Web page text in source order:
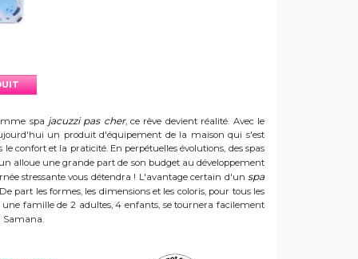
spa jacuzzi pas cher, ce rêve devient réalité. Avec le
un produit d'équipement de la maison qui s'est
confort et la praticité. En perpétuelles évolutions, des spas
alloue une grande part de son budget au développement
stressante vous détendra ! L'avantage certain d'un spa
part les formes, les dimensions et les coloris, pour tous les
une famille de 2 adultes, 4 enfants, se tournera facilement
Samana.